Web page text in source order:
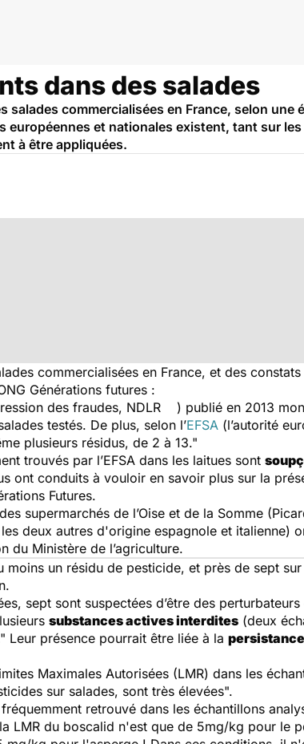
dans des salades
commercialisées en France, selon une
et nationales existent, tant sur
à être appliquées.
commercialisées en France, et des
Générations futures :
des fraudes, NDLR ) publié en 2013
testés. De plus, selon l’EFSA (l’autorité
plusieurs résidus, de 2 à 13."
trouvés par l’EFSA dans les laitues sont
ont conduits à vouloir en savoir plus sur la
Futures.
supermarchés de l’Oise et de la Somme
deux autres d'origine espagnole et italienne)
du Ministère de l’agriculture.
un résidu de pesticide, et près de sept
sept sont suspectées d’être des
substances actives interdites (deux
Leur présence pourrait être liée à la persistance
Maximales Autorisées (LMR) dans les
sur salades, sont très élevées".
retrouvé dans les échantillons
LMR du boscalid n'est que de 5mg/kg pour le